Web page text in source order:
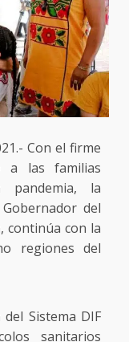
Con el firme
a las familias
pandemia, la
del
continúa con la
regiones del
Sistema DIF
sanitarios